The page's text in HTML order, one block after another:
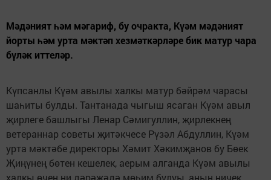
Мәдәният һәм мәгариф, бу очракта, Күәм мәдәният
йорты һәм урта мәктәп хезмәткәрләре бик матур чара
бүләк иттеләр.
Күпсанлы Күәм авылы халкы матур бәйрәм чарасы
шаһиты булды. Тантанада чыгыш ясаган Күәм авыл
җирлеге башлыгы Ленар Сәмигуллин, җирлекнең
ветераннар советы җитәкчесе Рүзәл Абдуллин, Күәм
урта мәктәбе директоры Хәмит Хәкимҗанов бу Бөек
Җиңүнең бөтен кешелек, аерым алганда Күәм авылы
халкы өчен ни дәрәҗәдә мөһим булуы, аның ничек